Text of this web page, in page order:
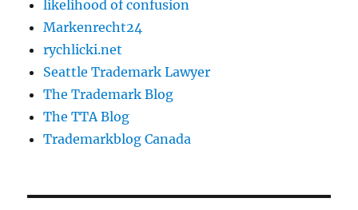
likelihood of confusion
Markenrecht24
rychlicki.net
Seattle Trademark Lawyer
The Trademark Blog
The TTA Blog
Trademarkblog Canada